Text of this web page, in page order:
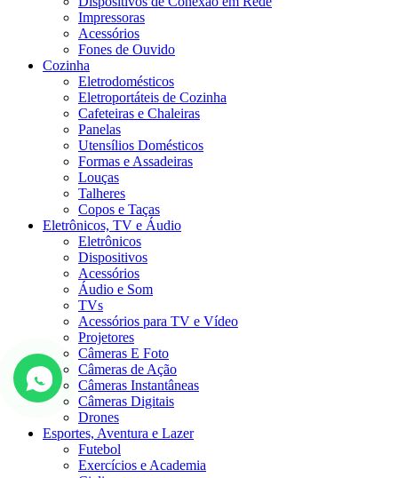
Impressoras
Acessórios
Fones de Ouvido
Cozinha
Eletrodomésticos
Eletroportáteis de Cozinha
Cafeteiras e Chaleiras
Panelas
Utensílios Domésticos
Formas e Assadeiras
Louças
Talheres
Copos e Taças
Eletrônicos, TV e Áudio
Eletrônicos
Dispositivos
Acessórios
Áudio e Som
TVs
Acessórios para TV e Vídeo
Projetores
Câmeras E Foto
Câmeras de Ação
Câmeras Instantâneas
Câmeras Digitais
Drones
Esportes, Aventura e Lazer
Futebol
Exercícios e Academia